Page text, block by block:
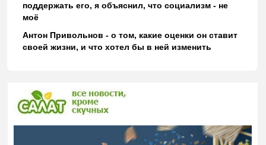
поддержать его, я объяснил, что социализм - не
моё
Антон Привольнов - о том, какие оценки он ставит
своей жизни, и что хотел бы в ней изменить